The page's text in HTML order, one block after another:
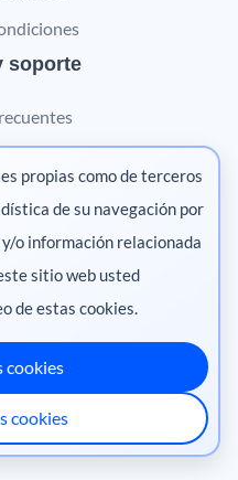
soporte
digital
México
·
Ecuador·Perú·
Centroamérica
Chile
propias como de terceros
de su navegación por
o información relacionada
sitio web usted
de estas cookies.
cookies
cookies